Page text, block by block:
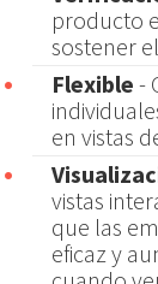
producto
sostener
Flexible -
en vistas
vistas
que las
eficaz y